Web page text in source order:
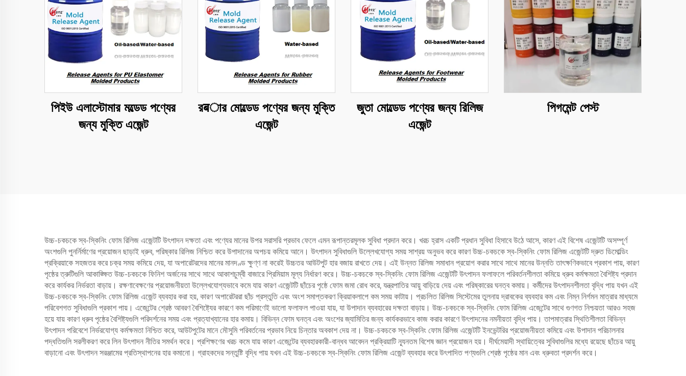
পিইউ এলাস্টোমার মল্ডেড পণ্যের
জন্য মুক্তি এজেন্ট
রबার মোল্ডেড পণ্যের জন্য মুক্তি
এজেন্ট
জুতা মোল্ডেড পণ্যের জন্য রিলিজ
এজেন্ট
পিগমেন্ট পেস্ট
উচ্চ-চকচকে স্ব-স্কিনিং ফোম রিলিজ এজেন্টটি উৎপাদন দক্ষতা এবং পণ্যের মানের উপর সরাসরি প্রভাব ফেলে এমন রূপান্তরমূলক সুবিধা প্রদান করে। খরচ হ্রাস একটি প্রধান সুবিধা হিসাবে উঠে আসে, কারণ এই বিশেষ এজেন্টটি অসম্পূর্ণ
অংশগুলি পুনর্নির্মাণের প্রয়োজন ছাড়াই ধ্রুব, পরিষ্কার রিলিজ নিশ্চিত করে উপাদানের অপচয় কমিয়ে আনে। উৎপাদন সুবিধাগুলি উল্লেখযোগ্য সময় সাশ্রয় অনুভব করে কারণ উচ্চ-চকচকে স্ব-স্কিনিং ফোম রিলিজ এজেন্টটি দ্রুত ডিমোল্ডিং
প্রক্রিয়াকে সহজতর করে চক্র সময় কমিয়ে দেয়, যা অপারেটরদের মানের মানদণ্ড ক্ষুণ্ণ না করেই উচ্চতর আউটপুট হার বজায় রাখতে দেয়। এই উন্নত রিলিজ সমাধান প্রয়োগ করার সাথে সাথে মানের উন্নতি তাৎক্ষণিকভাবে প্রকাশ পায়, কারণ
পৃষ্ঠের ত্রুটিগুলি আকাঙ্ক্ষিত উচ্চ-চকচকে ফিনিশ অর্জনের সাথে সাথে আকাশচুম্বী বাজারে প্রিমিয়াম মূল্য নির্ধারণ করে। উচ্চ-চকচকে স্ব-স্কিনিং ফোম রিলিজ এজেন্টটি উৎপাদন ফলাফলে পরিবর্তনশীলতা কমিয়ে ধ্রুব কর্মক্ষমতা বৈশিষ্ট্য প্রদান
করে কার্যকর নির্ভরতা বাড়ায়। রক্ষণাবেক্ষণের প্রয়োজনীয়তা উল্লেখযোগ্যভাবে কমে যায় কারণ এজেন্টটি ছাঁচের পৃষ্ঠে ফোম জমা রোধ করে, যন্ত্রপাতির আয়ু বাড়িয়ে দেয় এবং পরিষ্কারের ঘনত্ব কমায়। কর্মীদের উৎপাদনশীলতা বৃদ্ধি পায় যখন এই
উচ্চ-চকচকে স্ব-স্কিনিং ফোম রিলিজ এজেন্ট ব্যবহার করা হয়, কারণ অপারেটররা ছাঁচ প্রস্তুতি এবং অংশ সমাপ্তকরণ ক্রিয়াকলাপে কম সময় কাটায়। প্রচলিত রিলিজ সিস্টেমের তুলনায় দ্রাবকের ব্যবহার কম এবং নিম্ন নির্গমন মাত্রার মাধ্যমে
পরিবেশগত সুবিধাগুলি প্রকাশ পায়। এজেন্টের শ্রেষ্ঠ আবরণ বৈশিষ্ট্যের কারণে কম পরিমাণেই ভালো ফলাফল পাওয়া যায়, যা উপাদান ব্যবহারের দক্ষতা বাড়ায়। উচ্চ-চকচকে স্ব-স্কিনিং ফোম রিলিজ এজেন্টের সাথে গুণগত নিশ্চয়তা আরও সহজ
হয়ে যায় কারণ ধ্রুব পৃষ্ঠের বৈশিষ্ট্যগুলি পরিদর্শনের সময় এবং প্রত্যাখ্যানের হার কমায়। বিভিন্ন ফোম ঘনত্ব এবং অংশের জ্যামিতির জন্য কার্যকরভাবে কাজ করার কারণে উৎপাদনের নমনীয়তা বৃদ্ধি পায়। তাপমাত্রার স্থিতিশীলতা বিভিন্ন
উৎপাদন পরিবেশে নির্ভরযোগ্য কর্মক্ষমতা নিশ্চিত করে, আউটপুটের মানে মৌসুমি পরিবর্তনের প্রভাব নিয়ে চিন্তার অবকাশ দেয় না। উচ্চ-চকচকে স্ব-স্কিনিং ফোম রিলিজ এজেন্টটি ইনভেন্টরির প্রয়োজনীয়তা কমিয়ে এবং উপাদান পরিচালনার
পদ্ধতিগুলি সরলীকরণ করে লিন উৎপাদন নীতির সমর্থন করে। প্রশিক্ষণের খরচ কমে যায় কারণ এজেন্টের ব্যবহারকারী-বান্ধব আবেদন প্রক্রিয়াটি ন্যূনতম বিশেষ জ্ঞান প্রয়োজন হয়। দীর্ঘমেয়াদী স্থায়িত্বের সুবিধাগুলির মধ্যে রয়েছে ছাঁচের আয়ু
বাড়ানো এবং উৎপাদন সরঞ্জামের প্রতিস্থাপনের হার কমানো। গ্রাহকদের সন্তুষ্টি বৃদ্ধি পায় যখন এই উচ্চ-চকচকে স্ব-স্কিনিং ফোম রিলিজ এজেন্ট ব্যবহার করে উৎপাদিত পণ্যগুলি শ্রেষ্ঠ পৃষ্ঠের মান এবং ধ্রুবতা প্রদর্শন করে।